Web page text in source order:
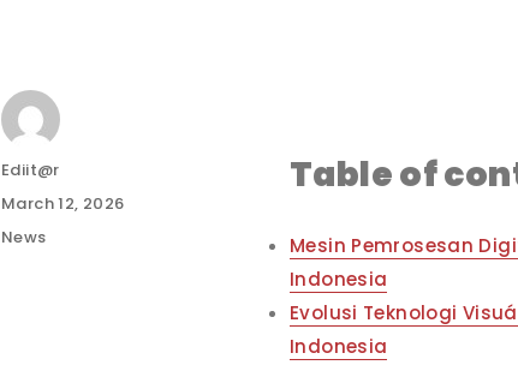
Table of
Mesin Pemrosesan
Indonesia
Evolusi Teknologi
Indonesia
Author
Ediit@r
Posted
on
March 12, 2026
Categories
News